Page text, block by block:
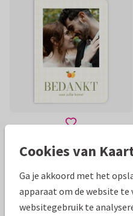
Cookies van
Ga je akkoord met het
apparaat om de website te
websitegebruik te